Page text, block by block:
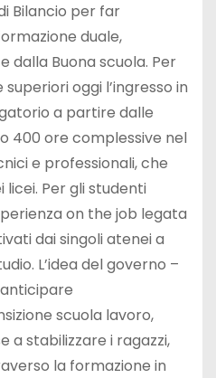
Bilancio per far
duale,
dalla Buona scuola. Per
oggi l’ingresso in
a partire dalle
400 ore complessive nel
e professionali, che
licei. Per gli studenti
on the job legata
dai singoli atenei a
L’idea del governo –
scuola lavoro,
a stabilizzare i ragazzi,
la formazione in